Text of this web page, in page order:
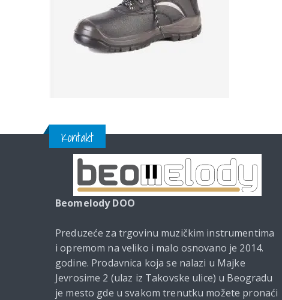
Kontakt
Beomelody DOO
Preduzeće za trgovinu muzičkim instrumentima
i opremom na veliko i malo osnovano je 2014.
godine. Prodavnica koja se nalazi u Majke
Jevrosime 2 (ulaz iz Takovske ulice) u Beogradu
je mesto gde u svakom trenutku možete pronaći